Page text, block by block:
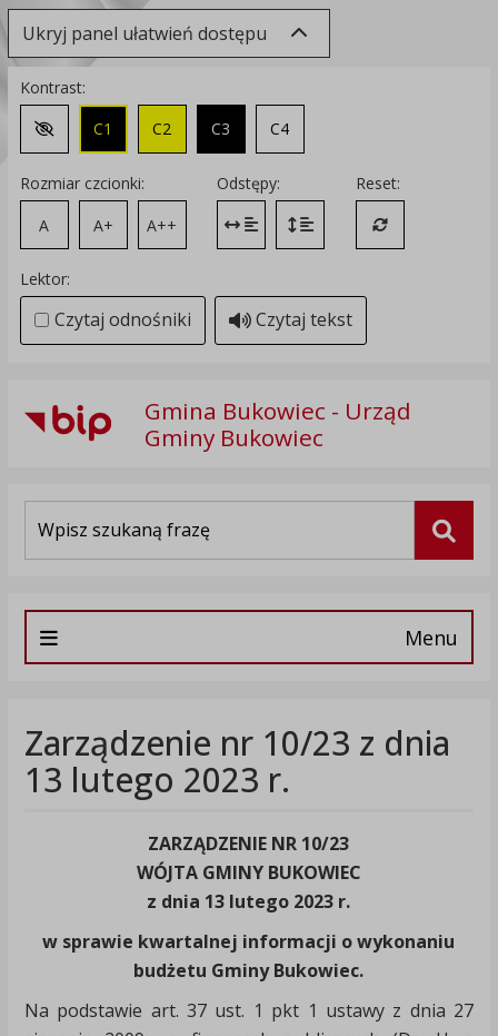
Ukryj panel ułatwień dostępu
Kontrast:
Zmień kontrast na domyślny
C1 C2 C3 C4
Rozmiar czcionki:
A
A+ A++
Odstępy:
Zmień odstęp między literami
Zmień interlinię i margines
Reset:
Przywróć
Lektor:
Czytaj odnośniki Czytaj tekst
Gmina Bukowiec - Urząd
Gminy Bukowiec
Menu
Zarządzenie nr 10/23 z dnia
13 lutego 2023 r.
ZARZĄDZENIE NR 10/23
WÓJTA GMINY BUKOWIEC
z dnia 13 lutego 2023 r.
w sprawie kwartalnej informacji o wykonaniu
budżetu Gminy Bukowiec.
Na podstawie art. 37 ust. 1 pkt 1 ustawy z dnia 27